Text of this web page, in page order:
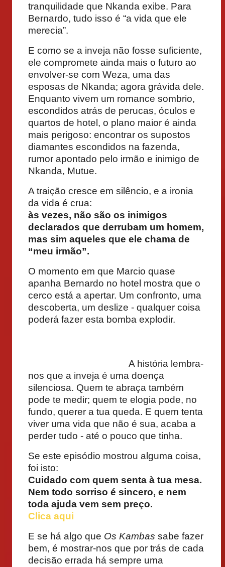
tranquilidade que Nkanda exibe. Para
Bernardo, tudo isso é “a vida que ele
merecia”.
E como se a inveja não fosse suficiente,
ele compromete ainda mais o futuro ao
envolver-se com Weza, uma das
esposas de Nkanda; agora grávida dele.
Enquanto vivem um romance sombrio,
escondidos atrás de perucas, óculos e
quartos de hotel, o plano maior é ainda
mais perigoso: encontrar os supostos
diamantes escondidos na fazenda,
rumor apontado pelo irmão e inimigo de
Nkanda, Mutue.
A traição cresce em silêncio, e a ironia
da vida é crua:
às vezes, não são os inimigos
declarados que derrubam um homem,
mas sim aqueles que ele chama de
“meu irmão”.
O momento em que Marcio quase
apanha Bernardo no hotel mostra que o
cerco está a apertar. Um confronto, uma
descoberta, um deslize - qualquer coisa
poderá fazer esta bomba explodir.
A história lembra-
nos que a inveja é uma doença
silenciosa. Quem te abraça também
pode te medir; quem te elogia pode, no
fundo, querer a tua queda. E quem tenta
viver uma vida que não é sua, acaba a
perder tudo - até o pouco que tinha.
Se este episódio mostrou alguma coisa,
foi isto:
Cuidado com quem senta à tua mesa.
Nem todo sorriso é sincero, e nem
toda ajuda vem sem preço.
Clica aqui
E se há algo que Os Kambas sabe fazer
bem, é mostrar-nos que por trás de cada
decisão errada há sempre uma